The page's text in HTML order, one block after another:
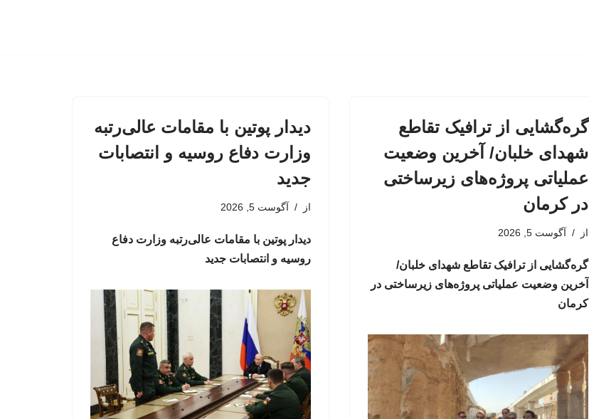
گره‌گشایی از ترافیک تقاطع
شهدای خلبان/ آخرین وضعیت
عملیاتی پروژه‌های زیرساختی
در کرمان
از آگوست 5, 2026
گره‌گشایی از ترافیک تقاطع شهدای خلبان/
آخرین وضعیت عملیاتی پروژه‌های زیرساختی در
کرمان
دیدار پوتین با مقامات عالی‌رتبه
وزارت دفاع روسیه و انتصابات
جدید
از آگوست 5, 2026
دیدار پوتین با مقامات عالی‌رتبه وزارت دفاع
روسیه و انتصابات جدید